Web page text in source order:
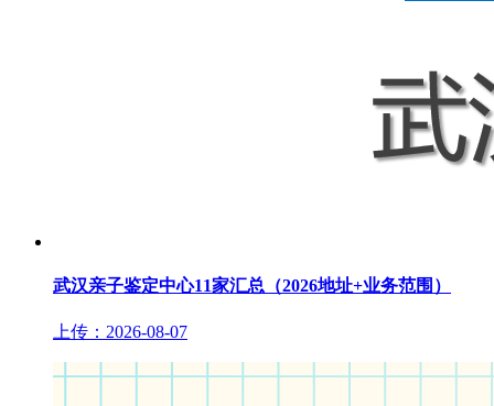
武汉亲子鉴定中心11家汇总（2026地址+业务范围）
上传：2026-08-07